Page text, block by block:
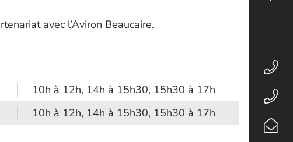
avec l’Aviron Beaucaire.
10h à 12h, 14h à 15h30, 15h30 à 17h
10h à 12h, 14h à 15h30, 15h30 à 17h